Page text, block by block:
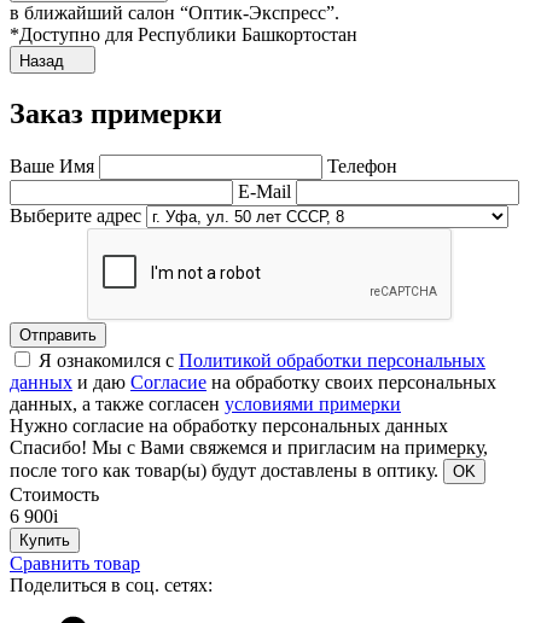
в ближайший салон “Оптик-Экспресс”.
*Доступно для Республики Башкортостан
Назад
Заказ примерки
Ваше Имя
Телефон
E-Mail
Выберите адрес
Отправить
Я ознакомился с Политикой обработки персональных
данных и даю Согласие на обработку своих персональных
данных, а также согласен условиями примерки
Нужно согласие на обработку персональных данных
Спасибо! Мы с Вами свяжемся и пригласим на примерку,
после того как товар(ы) будут доставлены в оптику.
OK
Стоимость
6 900i
Купить
Сравнить товар
Поделиться в соц. сетях: